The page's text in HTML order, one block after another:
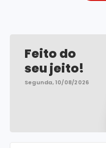
Feito do
seu jeito!
Segunda, 10/08/2026